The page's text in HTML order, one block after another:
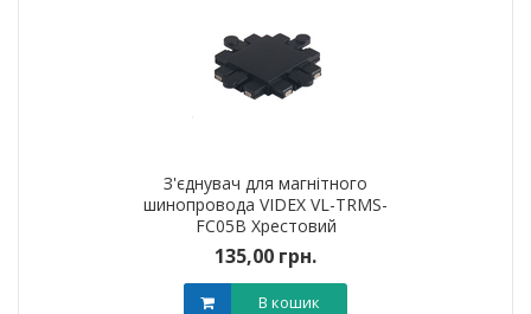
З'єднувач для магнітного
шинопровода VIDEX VL-TRMS-
FC05B Хрестовий
135,00 грн.
В кошик